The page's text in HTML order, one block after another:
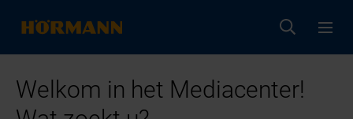
Welkom in het Mediacenter!